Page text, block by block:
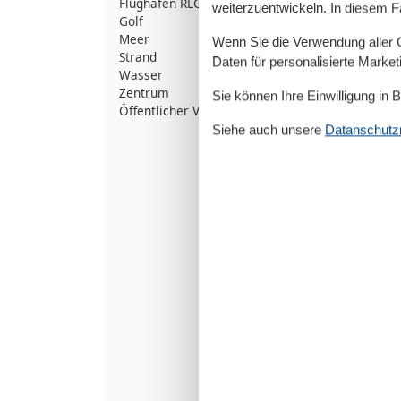
Golf
Meer
Strand
Wasser
Zentrum
Öffentlicher Verkehr
weiterzuentwickeln. In diesem
Wenn Sie die Verwendung
Daten für personalisierte
Sie können Ihre Einwilligung in
Siehe auch unsere